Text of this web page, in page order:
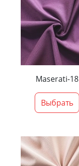
Maserati-18
Выбрать